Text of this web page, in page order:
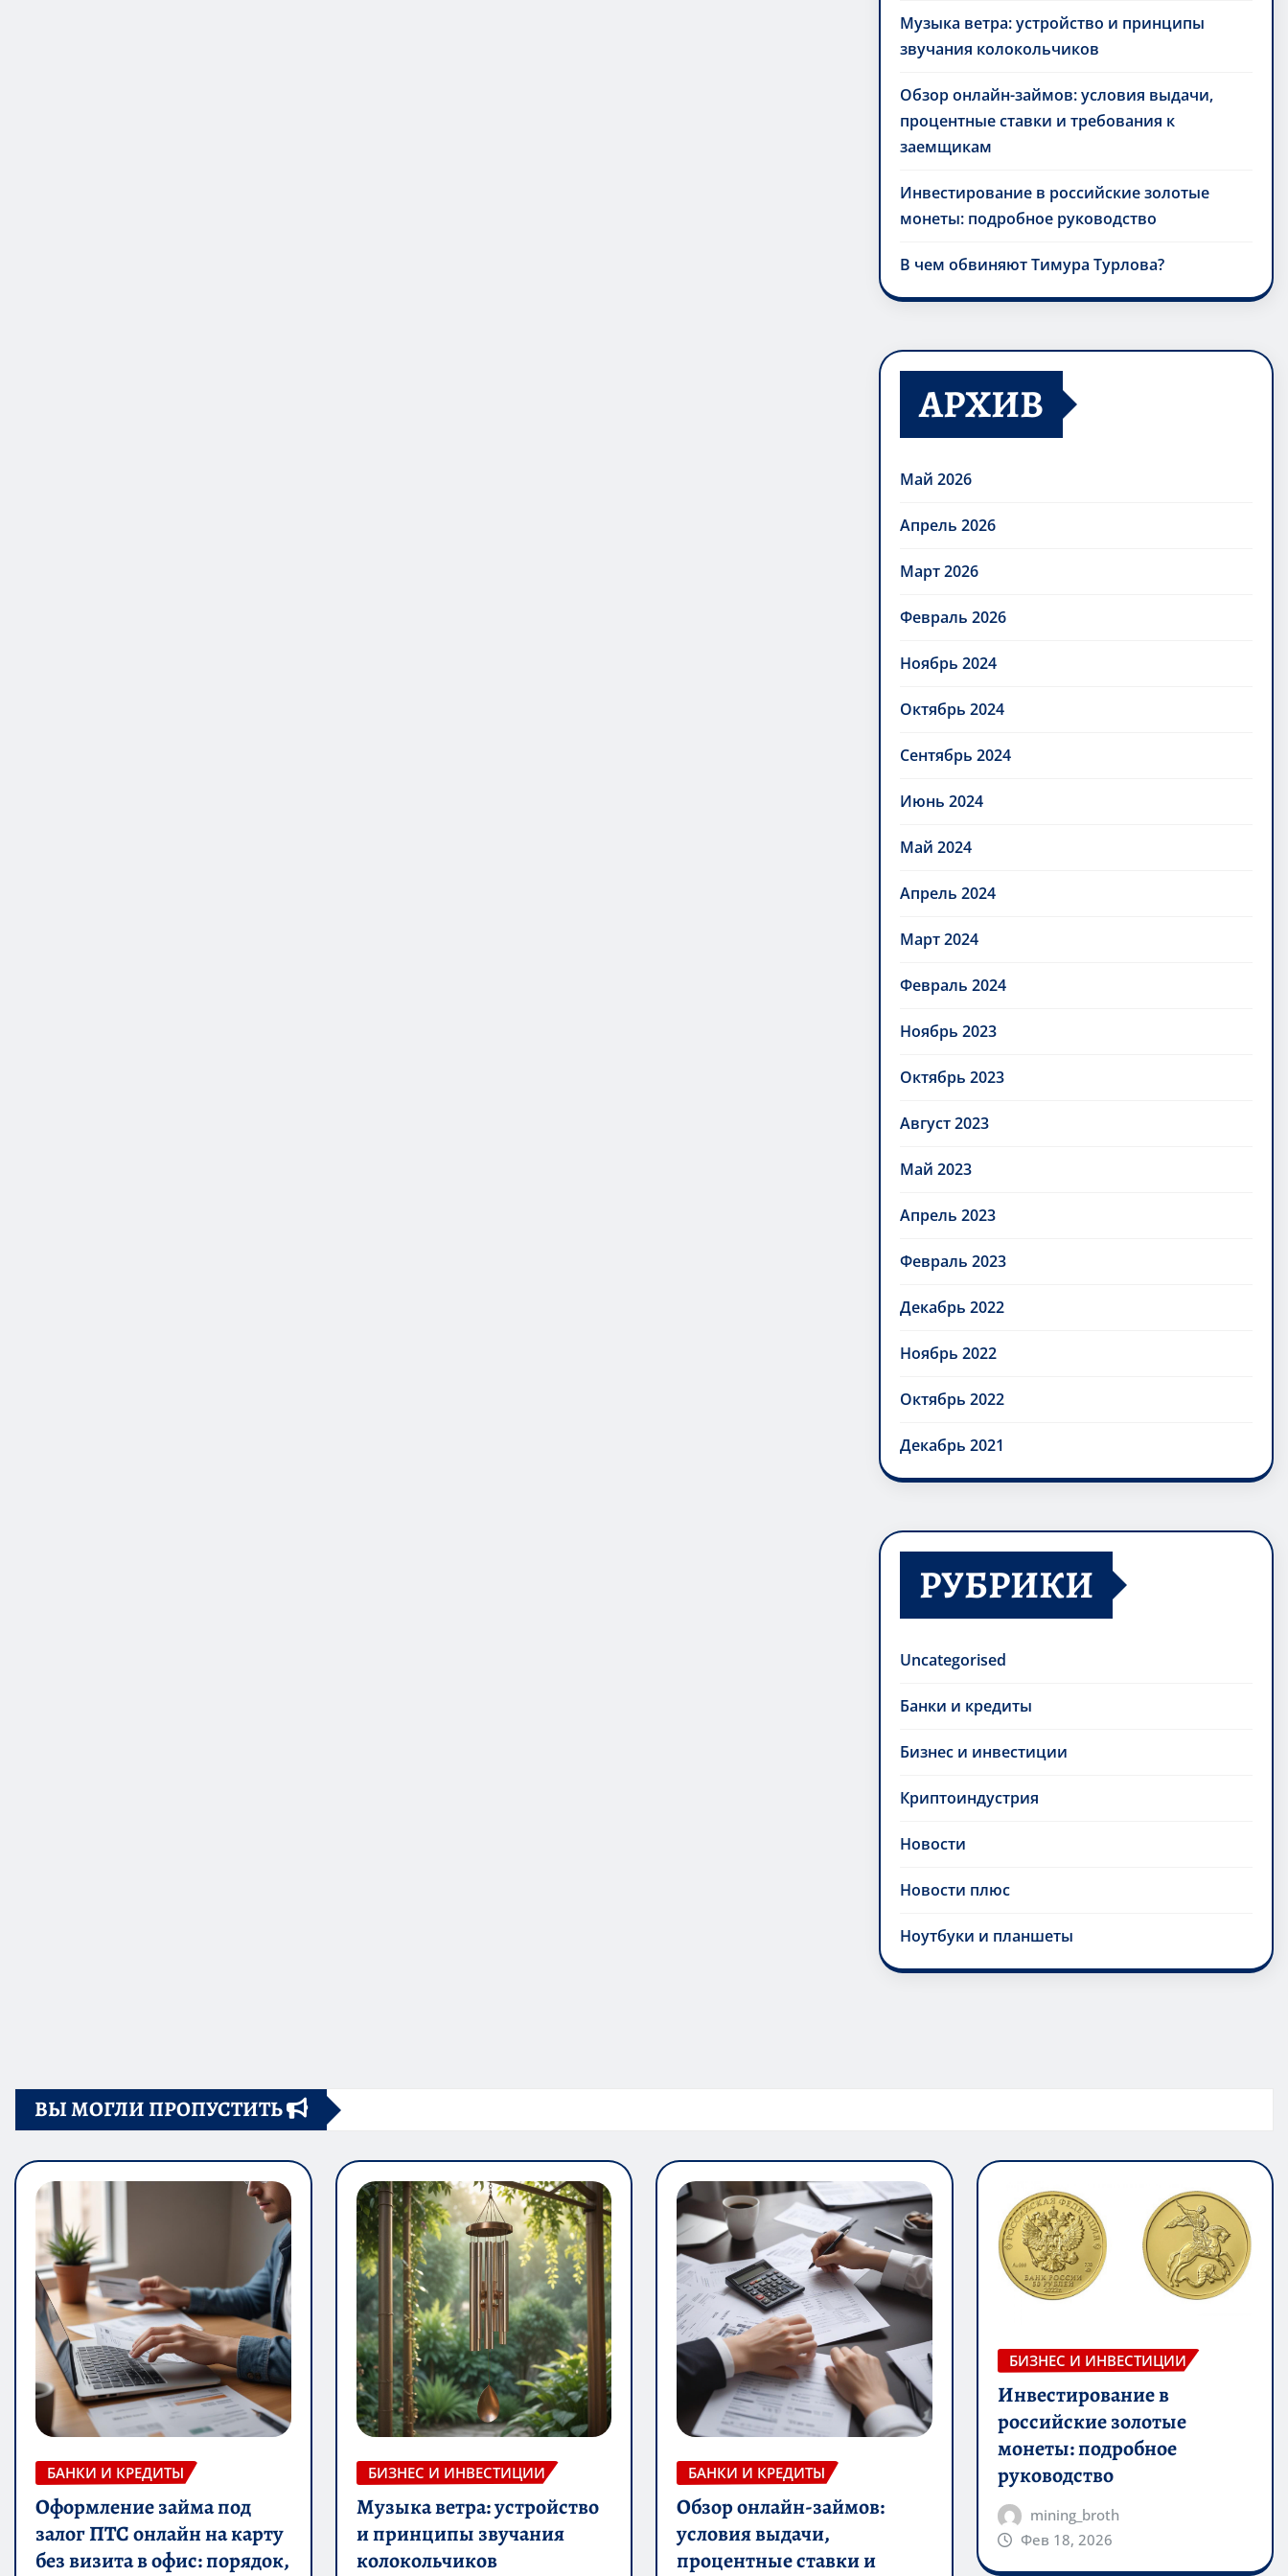
Музыка ветра: устройство и принципы
звучания колокольчиков
Обзор онлайн-займов: условия выдачи,
процентные ставки и требования к
заемщикам
Инвестирование в российские золотые
монеты: подробное руководство
В чем обвиняют Тимура Турлова?
АРХИВ
Май 2026
Апрель 2026
Март 2026
Февраль 2026
Ноябрь 2024
Октябрь 2024
Сентябрь 2024
Июнь 2024
Май 2024
Апрель 2024
Март 2024
Февраль 2024
Ноябрь 2023
Октябрь 2023
Август 2023
Май 2023
Апрель 2023
Февраль 2023
Декабрь 2022
Ноябрь 2022
Октябрь 2022
Декабрь 2021
РУБРИКИ
Uncategorised
Банки и кредиты
Бизнес и инвестиции
Криптоиндустрия
Новости
Новости плюс
Ноутбуки и планшеты
ВЫ МОГЛИ ПРОПУСТИТЬ
БАНКИ И КРЕДИТЫ
Оформление займа под
залог ПТС онлайн на карту
без визита в офис: порядок,
БИЗНЕС И ИНВЕСТИЦИИ
Музыка ветра: устройство
и принципы звучания
колокольчиков
БАНКИ И КРЕДИТЫ
Обзор онлайн-займов:
условия выдачи,
процентные ставки и
БИЗНЕС И ИНВЕСТИЦИИ
Инвестирование в
российские золотые
монеты: подробное
руководство
mining_broth
Фев 18, 2026